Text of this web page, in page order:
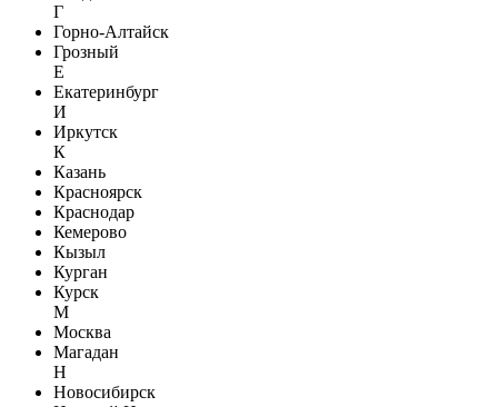
Г
Горно-Алтайск
Грозный
Е
Екатеринбург
И
Иркутск
К
Казань
Красноярск
Краснодар
Кемерово
Кызыл
Курган
Курск
М
Москва
Магадан
Н
Новосибирск